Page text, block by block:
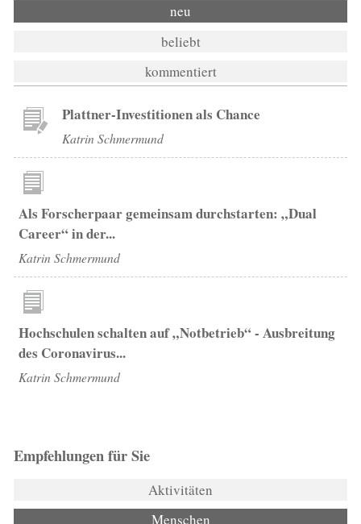
neu
beliebt
kommentiert
Plattner-Investitionen als Chance
Katrin Schmermund
Als Forscherpaar gemeinsam durchstarten: „Dual
Career“ in der...
Katrin Schmermund
Hochschulen schalten auf „Notbetrieb“ - Ausbreitung
des Coronavirus...
Katrin Schmermund
Empfehlungen für Sie
Aktivitäten
Menschen